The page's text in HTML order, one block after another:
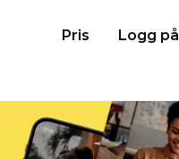
Pris Logg på